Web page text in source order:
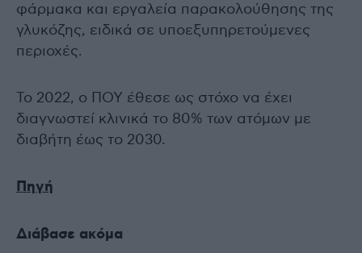
φάρμακα και εργαλεία παρακολούθησης της
γλυκόζης, ειδικά σε υποεξυπηρετούμενες
περιοχές.
Το 2022, ο ΠΟΥ έθεσε ως στόχο να έχει
διαγνωστεί κλινικά το 80% των ατόμων με
διαβήτη έως το 2030.
Πηγή
Διάβασε ακόμα